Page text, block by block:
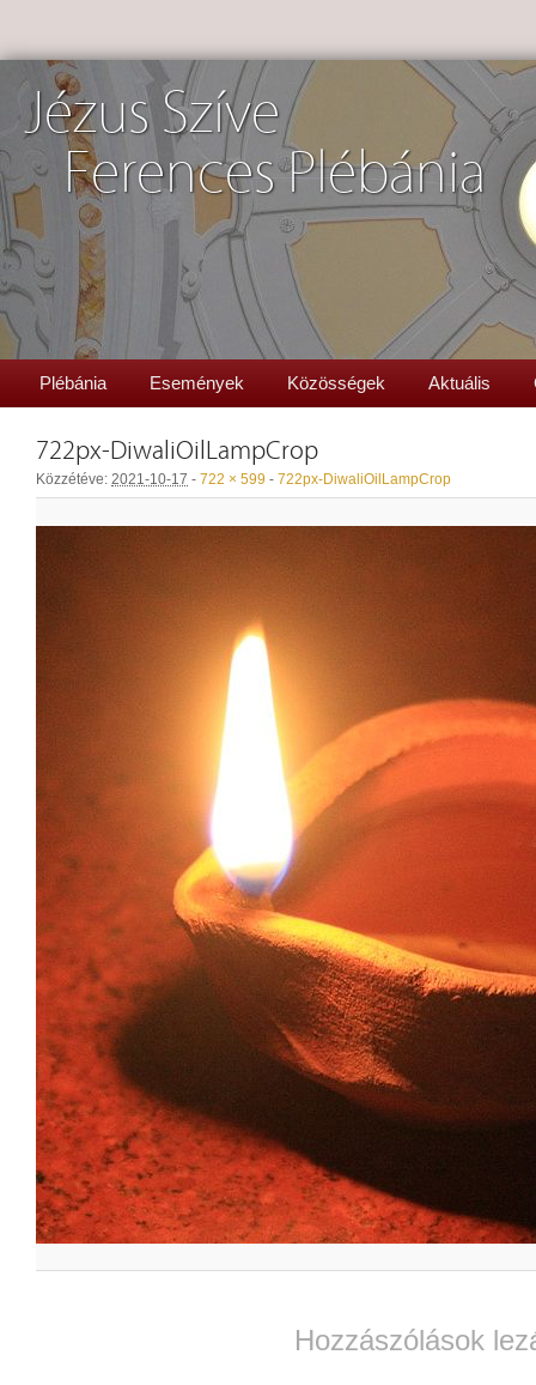
Jézus Szíve
Ferences Plébánia
Plébánia Események Közösségek Aktuális
722px-DiwaliOilLampCrop
Közzétéve: 2021-10-17 - 722 × 599 - 722px-DiwaliOilLampCrop
Hozzászólások